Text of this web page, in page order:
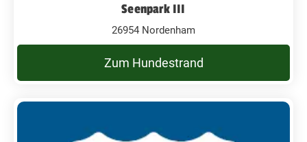
Seenpark III
26954 Nordenham
Zum Hundestrand